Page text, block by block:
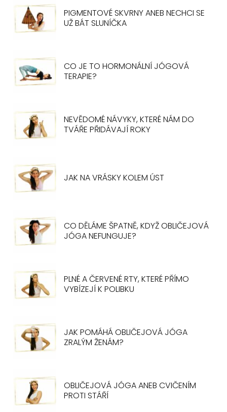
PIGMENTOVÉ SKVRNY ANEB NECHCI SE
UŽ BÁT SLUNÍČKA
CO JE TO HORMONÁLNÍ JÓGOVÁ
TERAPIE?
NEVĚDOMÉ NÁVYKY, KTERÉ NÁM DO
TVÁŘE PŘIDÁVAJÍ ROKY
JAK NA VRÁSKY KOLEM ÚST
CO DĚLÁME ŠPATNĚ, KDYŽ OBLIČEJOVÁ
JÓGA NEFUNGUJE?
PLNÉ A ČERVENÉ RTY, KTERÉ PŘÍMO
VYBÍZEJÍ K POLIBKU
JAK POMÁHÁ OBLIČEJOVÁ JÓGA
ZRALÝM ŽENÁM?
OBLIČEJOVÁ JÓGA ANEB CVIČENÍM
PROTI STÁŘÍ